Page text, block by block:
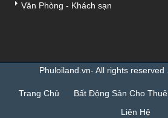
Văn Phòng - Khách sạn
Phuloiland.vn- All rights reserved .
Trang Chủ Bất Động Sản Cho Thuê
Liên Hệ